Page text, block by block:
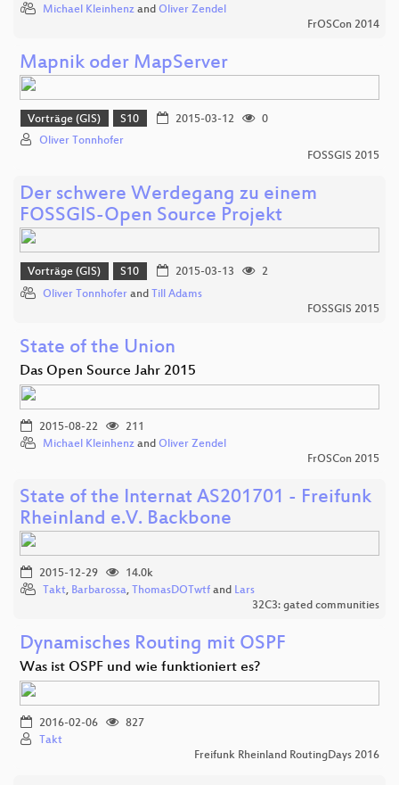
Michael Kleinhenz and Oliver Zendel
FrOSCon 2014
Mapnik oder MapServer
Vorträge (GIS) S10 2015-03-12
0
Oliver Tonnhofer
FOSSGIS 2015
Der schwere Werdegang zu einem
FOSSGIS-Open Source Projekt
Vorträge (GIS) S10 2015-03-13
2
Oliver Tonnhofer and Till Adams
FOSSGIS 2015
State of the Union
Das Open Source Jahr 2015
2015-08-22
211
Michael Kleinhenz and Oliver Zendel
FrOSCon 2015
State of the Internat AS201701 - Freifunk
Rheinland e.V. Backbone
2015-12-29
14.0k
Takt, Barbarossa, ThomasDOTwtf and Lars
32C3: gated communities
Dynamisches Routing mit OSPF
Was ist OSPF und wie funktioniert es?
2016-02-06
827
Takt
Freifunk Rheinland RoutingDays 2016